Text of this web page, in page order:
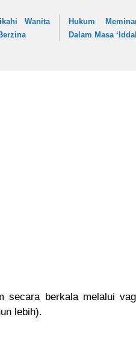
Wanita
Hukum
Dalam Masa
secara berkala melalui
lebih).